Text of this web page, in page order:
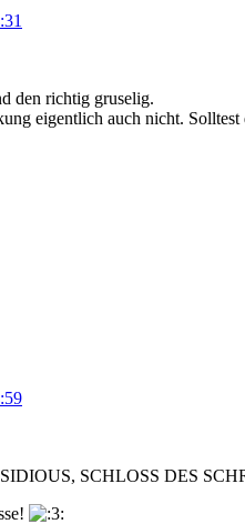
den richtig gruselig.
eigentlich auch nicht.
SCHLOSS DES